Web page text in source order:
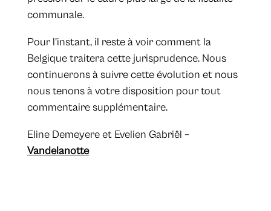
communale.
Pour l'instant, il reste à voir comment la
Belgique traitera cette jurisprudence. Nous
continuerons à suivre cette évolution et nous
nous tenons à votre disposition pour tout
commentaire supplémentaire.
​Eline Demeyere et Evelien Gabriël –
Vandelanotte